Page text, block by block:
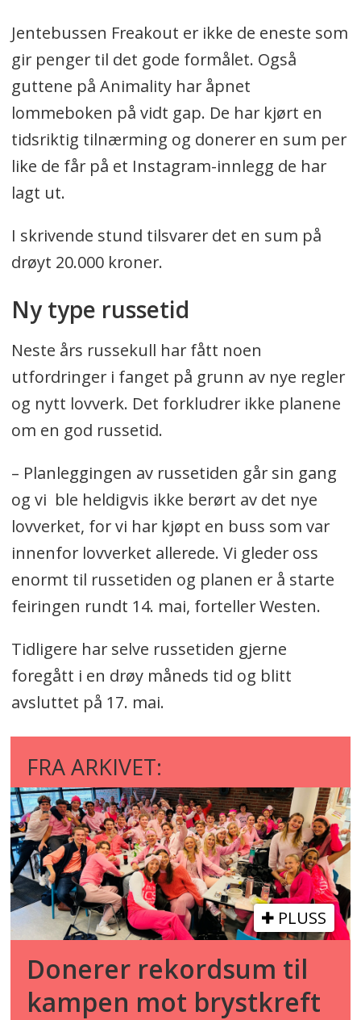
Jentebussen Freakout er ikke de eneste som
gir penger til det gode formålet. Også
guttene på Animality har åpnet
lommeboken på vidt gap. De har kjørt en
tidsriktig tilnærming og donerer en sum per
like de får på et Instagram-innlegg de har
lagt ut.
I skrivende stund tilsvarer det en sum på
drøyt 20.000 kroner.
Ny type russetid
Neste års russekull har fått noen
utfordringer i fanget på grunn av nye regler
og nytt lovverk. Det forkludrer ikke planene
om en god russetid.
– Planleggingen av russetiden går sin gang
og vi ble heldigvis ikke berørt av det nye
lovverket, for vi har kjøpt en buss som var
innenfor lovverket allerede. Vi gleder oss
enormt til russetiden og planen er å starte
feiringen rundt 14. mai, forteller Westen.
Tidligere har selve russetiden gjerne
foregått i en drøy måneds tid og blitt
avsluttet på 17. mai.
FRA ARKIVET:
PLUSS
Donerer rekordsum til
kampen mot brystkreft